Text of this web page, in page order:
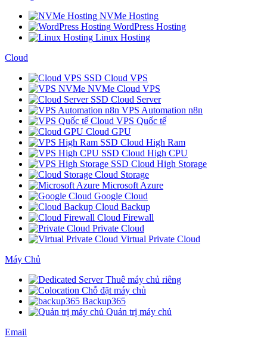
NVMe Hosting
WordPress Hosting
Linux Hosting
Cloud
SSD Cloud VPS
NVMe Cloud VPS
SSD Cloud Server
VPS Automation n8n
Cloud VPS Quốc tế
Cloud GPU
SSD Cloud High Ram
SSD Cloud High CPU
SSD Cloud High Storage
Cloud Storage
Microsoft Azure
Google Cloud
Cloud Backup
Cloud Firewall
Private Cloud
Virtual Private Cloud
Máy Chủ
Thuê máy chủ riêng
Chỗ đặt máy chủ
Backup365
Quản trị máy chủ
Email